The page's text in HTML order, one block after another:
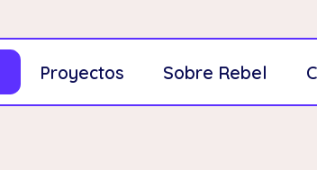
Proyectos Sobre Rebel